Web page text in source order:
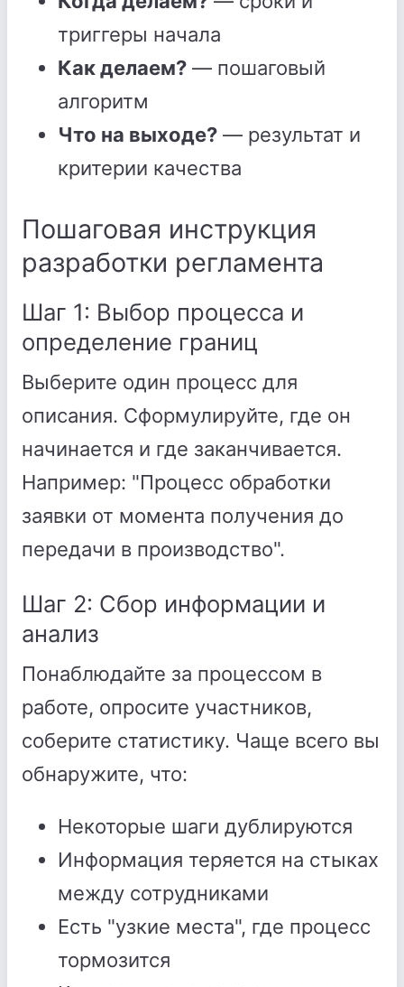
триггеры начала
Как делаем? — пошаговый
алгоритм
Что на выходе? — результат и
критерии качества
Пошаговая инструкция
разработки регламента
Шаг 1: Выбор процесса и
определение границ
Выберите один процесс для
описания. Сформулируйте, где он
начинается и где заканчивается.
Например: "Процесс обработки
заявки от момента получения до
передачи в производство".
Шаг 2: Сбор информации и
анализ
Понаблюдайте за процессом в
работе, опросите участников,
соберите статистику. Чаще всего вы
обнаружите, что:
Некоторые шаги дублируются
Информация теряется на стыках
между сотрудниками
Есть "узкие места", где процесс
тормозится